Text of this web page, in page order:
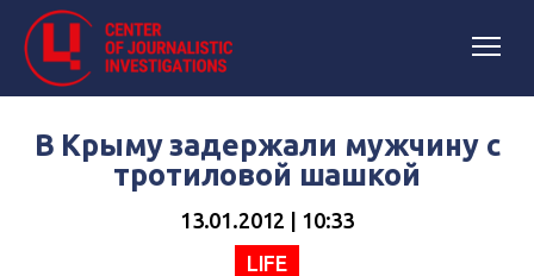
В Крыму задержали мужчину с
тротиловой шашкой
13.01.2012 | 10:33
LIFE